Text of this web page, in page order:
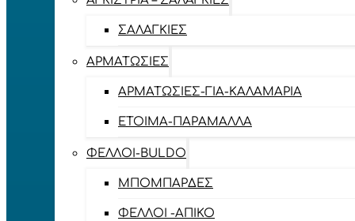
ΣΑΛΑΓΚΙΈΣ
ΑΡΜΑΤΩΣΙΈΣ
ΑΡΜΑΤΩΣΙΈΣ-ΓΙΑ-ΚΑΛΑΜΆΡΙΑ
ΈΤΟΙΜΑ-ΠΑΡΆΜΑΛΛΑ
ΦΕΛΛΟΊ-BULDO
ΜΠΟΜΠΆΡΔΕΣ
ΦΕΛΛΟΊ -ΑΠΊΚΟ